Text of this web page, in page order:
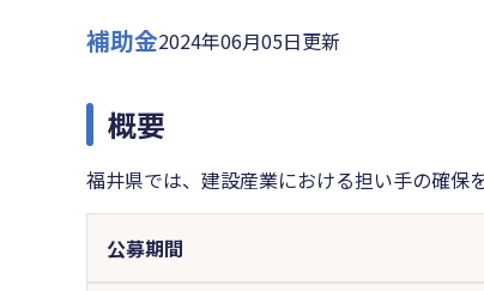
補助金2024年06月05日更新
概要
福井県では、建設産業における担い手の確保
公募期間